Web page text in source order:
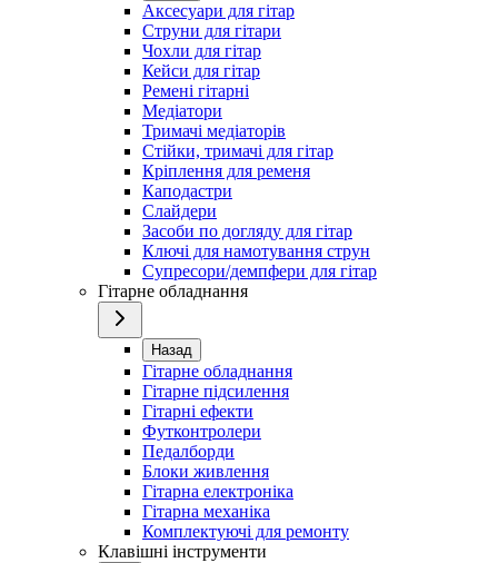
Аксесуари для гітар
Струни для гітари
Чохли для гітар
Кейси для гітар
Ремені гітарні
Медіатори
Тримачі медіаторів
Стійки, тримачі для гітар
Кріплення для ременя
Каподастри
Слайдери
Засоби по догляду для гітар
Ключі для намотування струн
Супресори/демпфери для гітар
Гітарне обладнання
Назад
Гітарне обладнання
Гітарне підсилення
Гітарні ефекти
Футконтролери
Педалборди
Блоки живлення
Гітарна електроніка
Гітарна механіка
Комплектуючі для ремонту
Клавішні інструменти